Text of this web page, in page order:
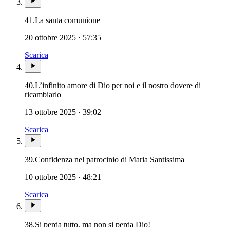
41.La santa comunioneEucaristia · Santissima Eucaristia ·
20 ottobre 2025 · 57:35
Scarica
40.L’infinito amore di Dio per noi e il nostro dovere di
ricambiarlo
13 ottobre 2025 · 39:02
Scarica
39.Confidenza nel patrocinio di Maria Santissima
10 ottobre 2025 · 48:21
Scarica
38.Si perda tutto, ma non si perda Dio!